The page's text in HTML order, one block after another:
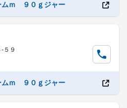
ムｍ ９０ｇジャー
５９
ムｍ ９０ｇジャー